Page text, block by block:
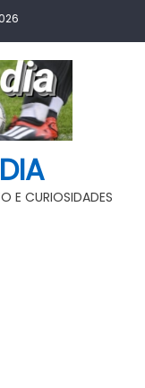
E CURIOSIDADES